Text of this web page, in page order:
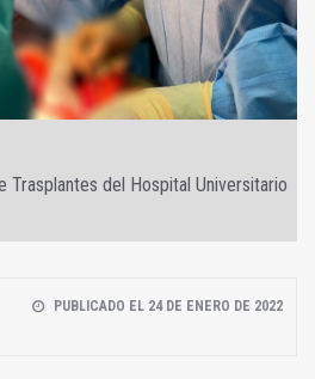
Trasplantes del Hospital Universitario
PUBLICADO EL 24 DE ENERO DE 2022